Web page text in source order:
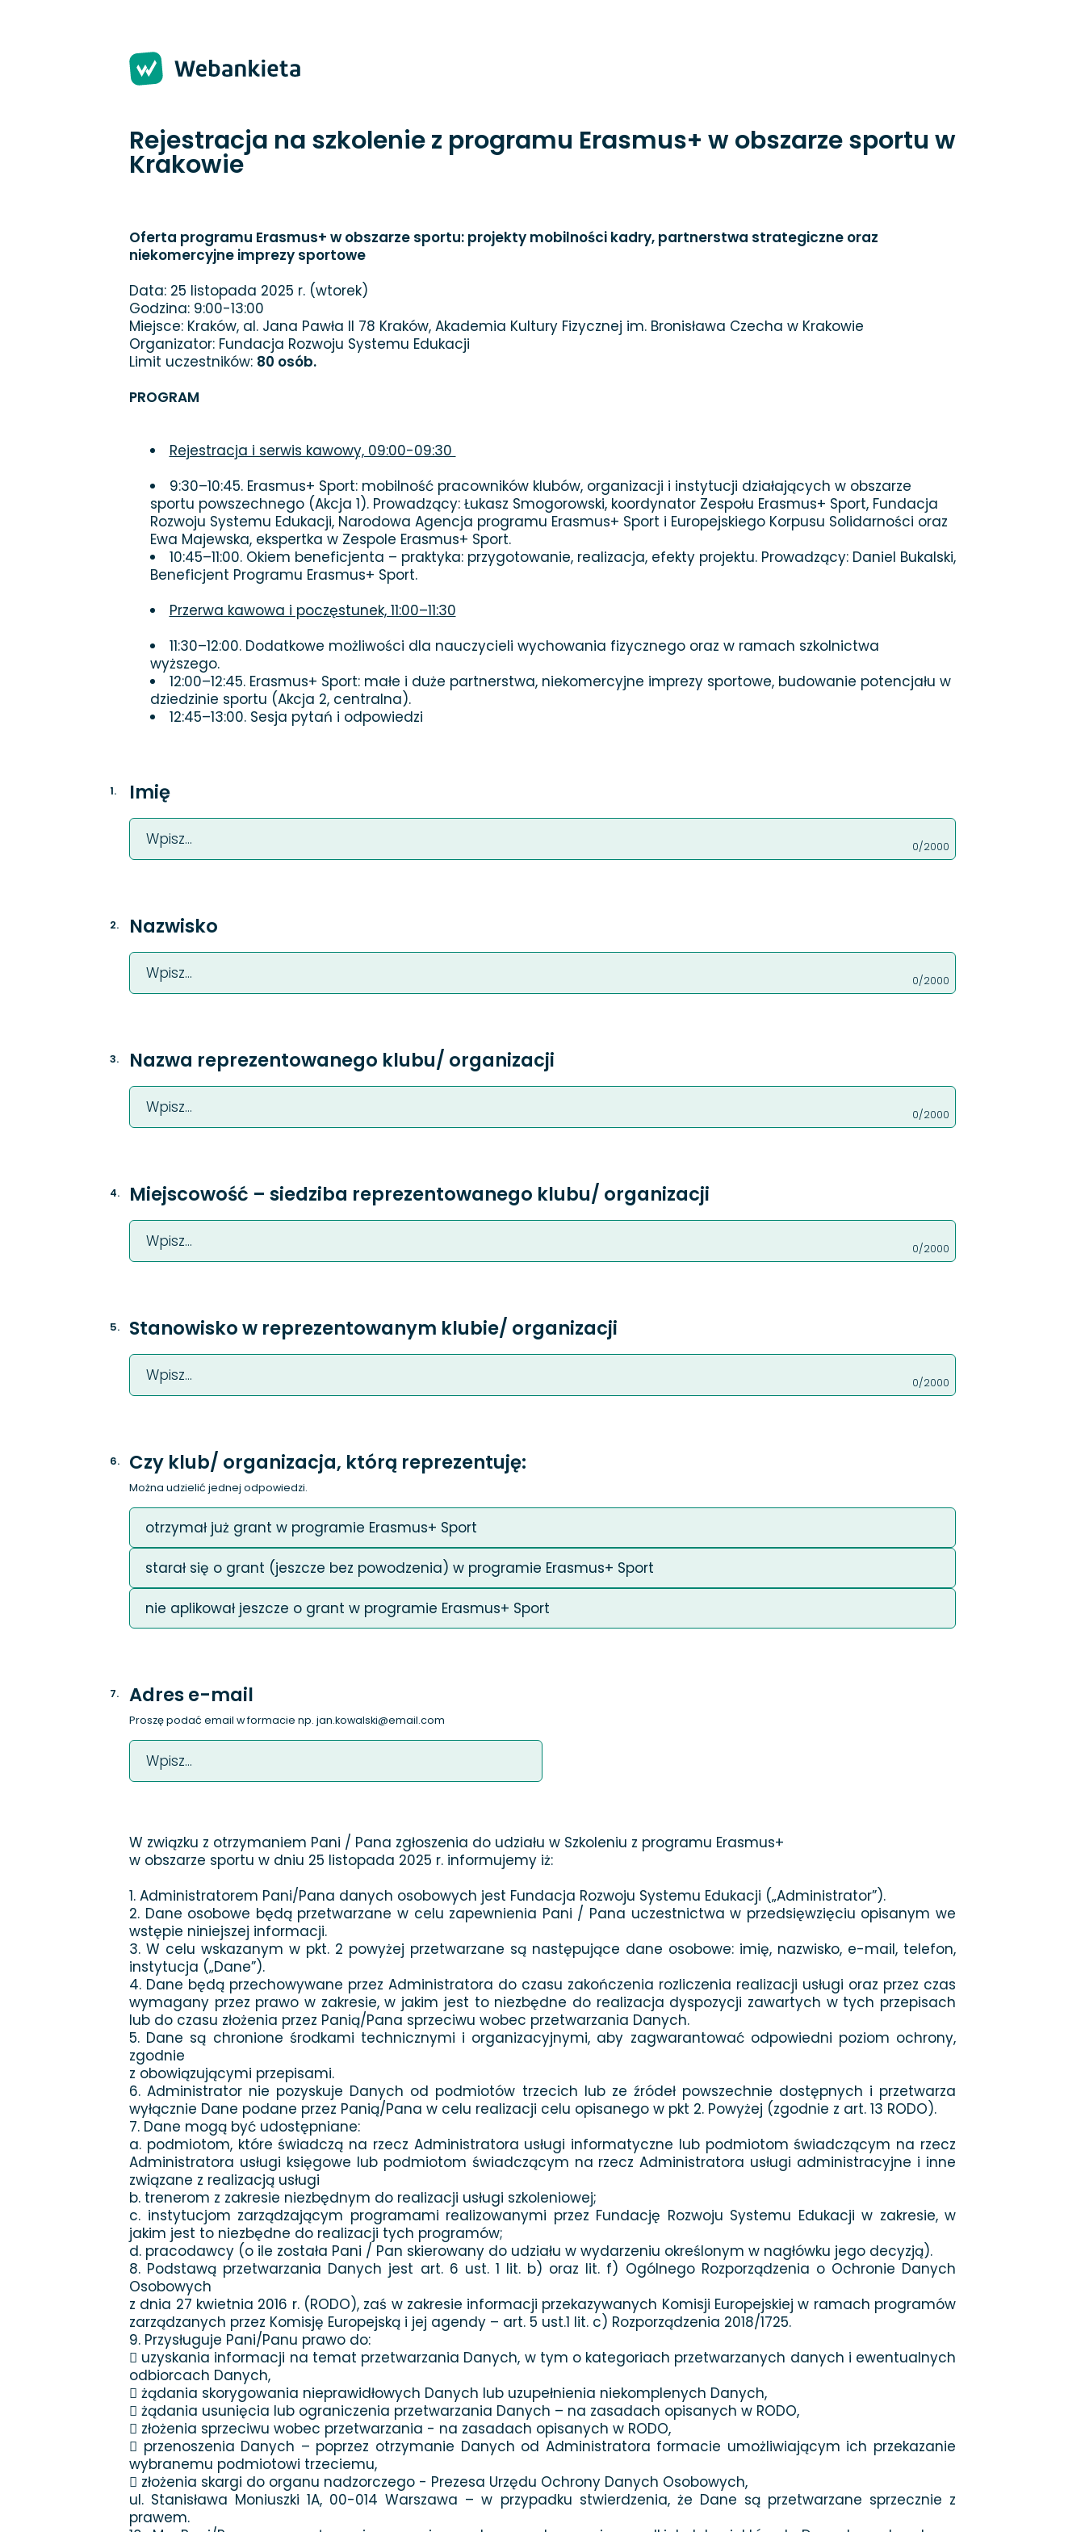
Rejestracja na szkolenie z programu Erasmus+ w obszarze sportu w
Krakowie
Oferta programu Erasmus+ w obszarze sportu: projekty mobilności kadry, partnerstwa strategiczne oraz
niekomercyjne imprezy sportowe
Data: 25 listopada 2025 r. (wtorek)
Godzina: 9:00-13:00
Miejsce: Kraków, al. Jana Pawła II 78 Kraków, Akademia Kultury Fizycznej im. Bronisława Czecha w Krakowie
Organizator: Fundacja Rozwoju Systemu Edukacji
Limit uczestników: 80 osób.
PROGRAM
Rejestracja i serwis kawowy, 09:00-09:30
9:30–10:45. Erasmus+ Sport: mobilność pracowników klubów, organizacji i instytucji działających w obszarze
sportu powszechnego (Akcja 1). Prowadzący: Łukasz Smogorowski, koordynator Zespołu Erasmus+ Sport, Fundacja
Rozwoju Systemu Edukacji, Narodowa Agencja programu Erasmus+ Sport i Europejskiego Korpusu Solidarności oraz
Ewa Majewska, ekspertka w Zespole Erasmus+ Sport.
10:45–11:00. Okiem beneficjenta – praktyka: przygotowanie, realizacja, efekty projektu. Prowadzący: Daniel Bukalski,
Beneficjent Programu Erasmus+ Sport.
Przerwa kawowa i poczęstunek, 11:00–11:30
11:30–12:00. Dodatkowe możliwości dla nauczycieli wychowania fizycznego oraz w ramach szkolnictwa
wyższego.
12:00–12:45. Erasmus+ Sport: małe i duże partnerstwa, niekomercyjne imprezy sportowe, budowanie potencjału w
dziedzinie sportu (Akcja 2, centralna).
12:45–13:00. Sesja pytań i odpowiedzi
1. Imię
0/2000
2. Nazwisko
0/2000
3. Nazwa reprezentowanego klubu/ organizacji
0/2000
4. Miejscowość – siedziba reprezentowanego klubu/ organizacji
0/2000
5. Stanowisko w reprezentowanym klubie/ organizacji
0/2000
6. Czy klub/ organizacja, którą reprezentuję:
Można udzielić jednej odpowiedzi.
otrzymał już grant w programie Erasmus+ Sport
starał się o grant (jeszcze bez powodzenia) w programie Erasmus+ Sport
nie aplikował jeszcze o grant w programie Erasmus+ Sport
7. Adres e-mail
Proszę podać email w formacie np. jan.kowalski@email.com
W związku z otrzymaniem Pani / Pana zgłoszenia do udziału w Szkoleniu z programu Erasmus+
w obszarze sportu w dniu 25 listopada 2025 r. informujemy iż:
1. Administratorem Pani/Pana danych osobowych jest Fundacja Rozwoju Systemu Edukacji („Administrator”).
2. Dane osobowe będą przetwarzane w celu zapewnienia Pani / Pana uczestnictwa w przedsięwzięciu opisanym we
wstępie niniejszej informacji.
3. W celu wskazanym w pkt. 2 powyżej przetwarzane są następujące dane osobowe: imię, nazwisko, e-mail, telefon,
instytucja („Dane”).
4. Dane będą przechowywane przez Administratora do czasu zakończenia rozliczenia realizacji usługi oraz przez czas
wymagany przez prawo w zakresie, w jakim jest to niezbędne do realizacja dyspozycji zawartych w tych przepisach
lub do czasu złożenia przez Panią/Pana sprzeciwu wobec przetwarzania Danych.
5. Dane są chronione środkami technicznymi i organizacyjnymi, aby zagwarantować odpowiedni poziom ochrony,
zgodnie
z obowiązującymi przepisami.
6. Administrator nie pozyskuje Danych od podmiotów trzecich lub ze źródeł powszechnie dostępnych i przetwarza
wyłącznie Dane podane przez Panią/Pana w celu realizacji celu opisanego w pkt 2. Powyżej (zgodnie z art. 13 RODO).
7. Dane mogą być udostępniane:
a. podmiotom, które świadczą na rzecz Administratora usługi informatyczne lub podmiotom świadczącym na rzecz
Administratora usługi księgowe lub podmiotom świadczącym na rzecz Administratora usługi administracyjne i inne
związane z realizacją usługi
b. trenerom z zakresie niezbędnym do realizacji usługi szkoleniowej;
c. instytucjom zarządzającym programami realizowanymi przez Fundację Rozwoju Systemu Edukacji w zakresie, w
jakim jest to niezbędne do realizacji tych programów;
d. pracodawcy (o ile została Pani / Pan skierowany do udziału w wydarzeniu określonym w nagłówku jego decyzją).
8. Podstawą przetwarzania Danych jest art. 6 ust. 1 lit. b) oraz lit. f) Ogólnego Rozporządzenia o Ochronie Danych
Osobowych
z dnia 27 kwietnia 2016 r. (RODO), zaś w zakresie informacji przekazywanych Komisji Europejskiej w ramach programów
zarządzanych przez Komisję Europejską i jej agendy – art. 5 ust.1 lit. c) Rozporządzenia 2018/1725.
9. Przysługuje Pani/Panu prawo do:
 uzyskania informacji na temat przetwarzania Danych, w tym o kategoriach przetwarzanych danych i ewentualnych
odbiorcach Danych,
 żądania skorygowania nieprawidłowych Danych lub uzupełnienia niekomplenych Danych,
 żądania usunięcia lub ograniczenia przetwarzania Danych – na zasadach opisanych w RODO,
 złożenia sprzeciwu wobec przetwarzania - na zasadach opisanych w RODO,
 przenoszenia Danych – poprzez otrzymanie Danych od Administratora formacie umożliwiającym ich przekazanie
wybranemu podmiotowi trzeciemu,
 złożenia skargi do organu nadzorczego - Prezesa Urzędu Ochrony Danych Osobowych,
ul. Stanisława Moniuszki 1A, 00-014 Warszawa – w przypadku stwierdzenia, że Dane są przetwarzane sprzecznie z
prawem.